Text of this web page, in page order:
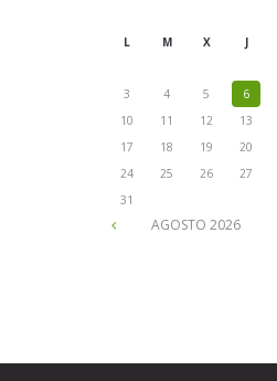
L M X J
AGOSTO 2026
3
4 5 6
10
11 12 13
17
18 19 20
24
25 26 27
31